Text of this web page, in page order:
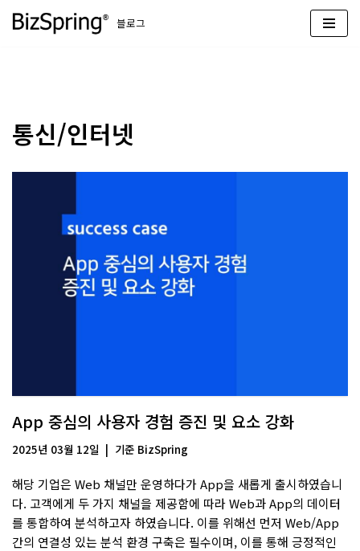
너
블로그
통신/인터넷
App 중심의 사용자 경험 증진 및 요소 강화
2025년 03월 12일 기준 BizSpring
해당 기업은 Web 채널만 운영하다가 App을 새롭게 출시하였습니
다. 고객에게 두 가지 채널을 제공함에 따라 Web과 App의 데이터
를 통합하여 분석하고자 하였습니다. 이를 위해선 먼저 Web/App
간의 연결성 있는 분석 환경 구축은 필수이며, 이를 통해 긍정적인